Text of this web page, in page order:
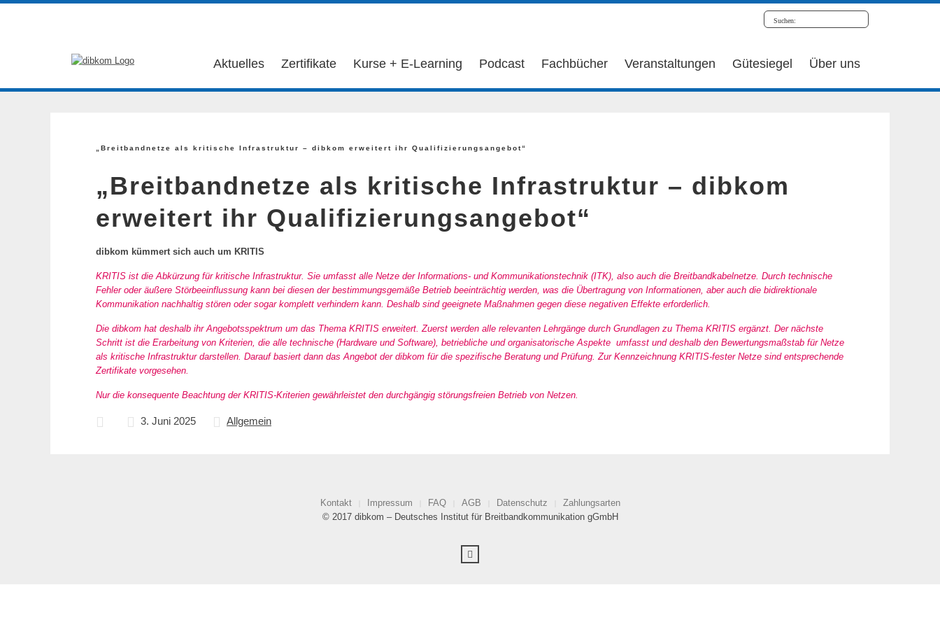
Aktuelles Zertifikate Kurse + E-Learning Podcast Fachbücher Veranstaltungen Gütesiegel Über uns
„Breitbandnetze als kritische Infrastruktur – dibkom erweitert ihr Qualifizierungsangebot“
„Breitbandnetze als kritische Infrastruktur – dibkom
erweitert ihr Qualifizierungsangebot“
dibkom kümmert sich auch um KRITIS
KRITIS ist die Abkürzung für kritische Infrastruktur. Sie umfasst alle Netze der Informations- und Kommunikationstechnik (ITK), also auch die Breitbandkabelnetze. Durch technische
Fehler oder äußere Störbeeinflussung kann bei diesen der bestimmungsgemäße Betrieb beeinträchtig werden, was die Übertragung von Informationen, aber auch die bidirektionale
Kommunikation nachhaltig stören oder sogar komplett verhindern kann. Deshalb sind geeignete Maßnahmen gegen diese negativen Effekte erforderlich.
Die dibkom hat deshalb ihr Angebotsspektrum um das Thema KRITIS erweitert. Zuerst werden alle relevanten Lehrgänge durch Grundlagen zu Thema KRITIS ergänzt. Der nächste
Schritt ist die Erarbeitung von Kriterien, die alle technische (Hardware und Software), betriebliche und organisatorische Aspekte umfasst und deshalb den Bewertungsmaßstab für Netze
als kritische Infrastruktur darstellen. Darauf basiert dann das Angebot der dibkom für die spezifische Beratung und Prüfung. Zur Kennzeichnung KRITIS-fester Netze sind entsprechende
Zertifikate vorgesehen.
Nur die konsequente Beachtung der KRITIS-Kriterien gewährleistet den durchgängig störungsfreien Betrieb von Netzen.
3. Juni 2025 Allgemein
Kontakt Impressum FAQ AGB Datenschutz
Zahlungsarten
© 2017 dibkom – Deutsches Institut für Breitbandkommunikation gGmbH